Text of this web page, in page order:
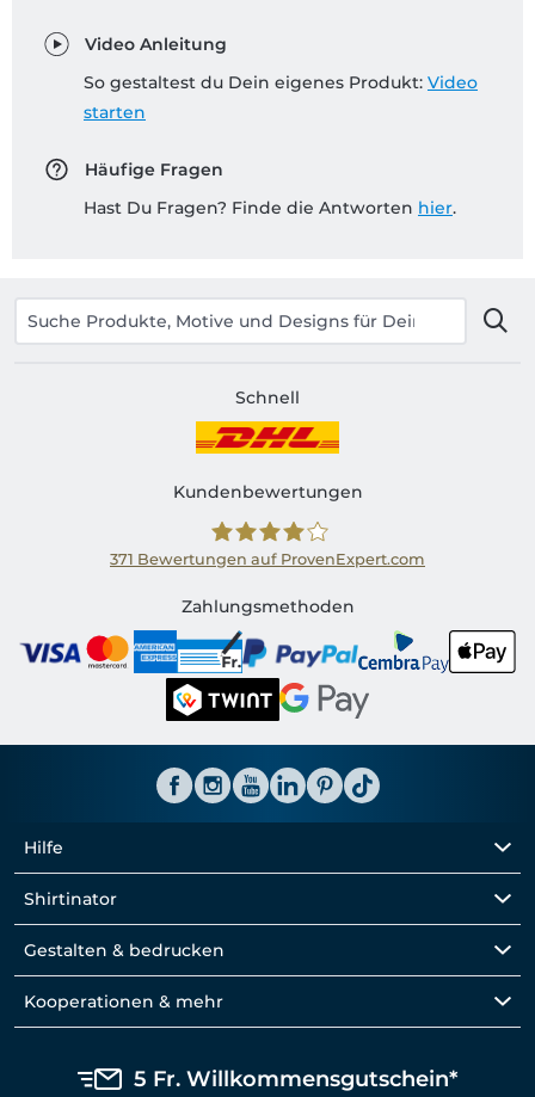
Video Anleitung
So gestaltest du Dein eigenes Produkt: Video
starten
Häufige Fragen
Hast Du Fragen? Finde die Antworten hier.
Schnell
Kundenbewertungen
Shirtinator CH
371 Bewertungen auf ProvenExpert.com
Zahlungsmethoden
Hilfe
Shirtinator
Gestalten & bedrucken
Kooperationen & mehr
5 Fr. Willkommensgutschein*